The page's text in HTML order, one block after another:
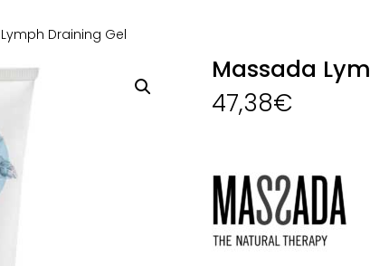
Draining Gel
Massada
47,38€